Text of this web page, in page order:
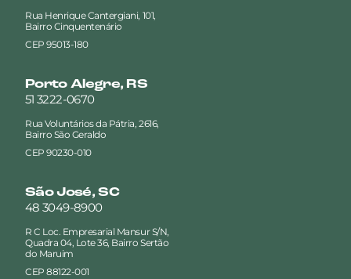
Rua Henrique Cantergiani, 101,
Bairro Cinquentenário
CEP 95013-180
Porto Alegre, RS
51 3222-0670
Rua Voluntários da Pátria, 2616,
Bairro São Geraldo
CEP 90230-010
São José, SC
48 3049-8900
R C Loc. Empresarial Mansur S/N,
Quadra 04, Lote 36, Bairro Sertão
do Maruim
CEP 88122-001